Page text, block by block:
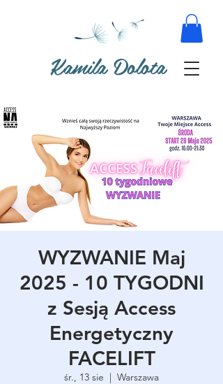
Kamila Dolota
WYZWANIE Maj
2025 - 10 TYGODNI
z Sesją Access
Energetyczny
FACELIFT
śr., 13 sie
  |
Warszawa